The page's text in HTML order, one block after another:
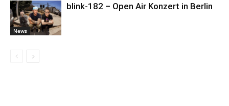
News
blink-182 – Open Air Konzert in Berlin